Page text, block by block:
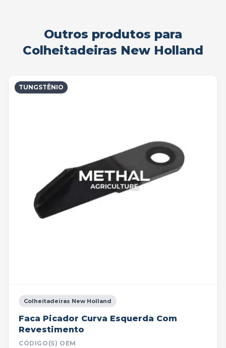
Outros produtos para
Colheitadeiras New Holland
TUNGSTÊNIO
Colheitadeiras New Holland
Faca Picador Curva Esquerda Com
Revestimento
CÓDIGO(S) OEM